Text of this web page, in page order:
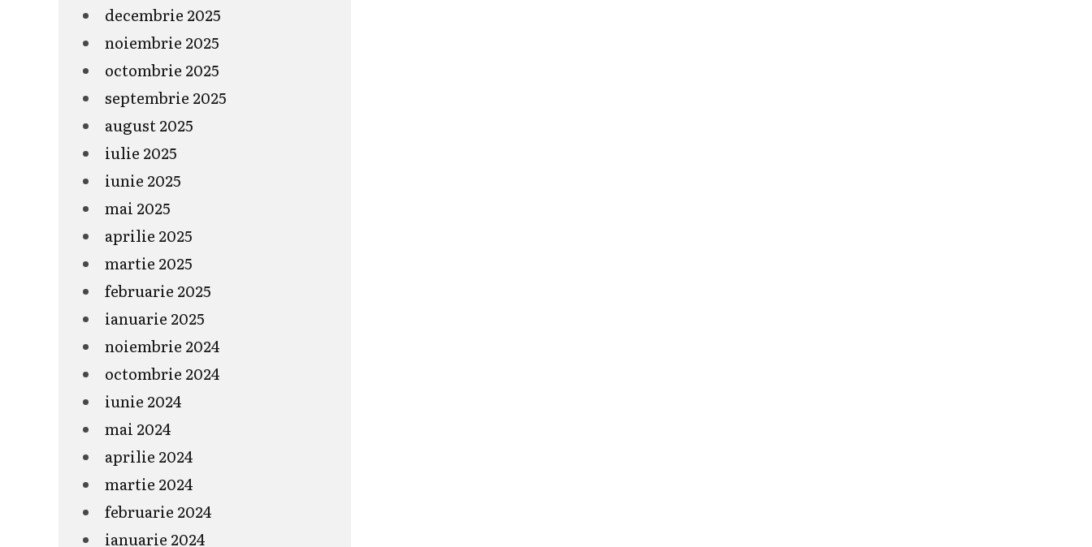
decembrie 2025
noiembrie 2025
octombrie 2025
septembrie 2025
august 2025
iulie 2025
iunie 2025
mai 2025
aprilie 2025
martie 2025
februarie 2025
ianuarie 2025
noiembrie 2024
octombrie 2024
iunie 2024
mai 2024
aprilie 2024
martie 2024
februarie 2024
ianuarie 2024